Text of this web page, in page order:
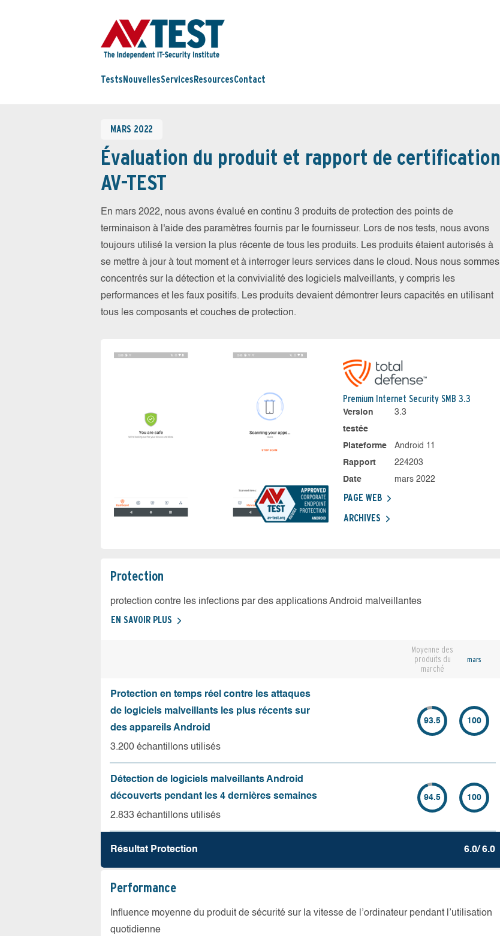
Tests NouvellesServices ResourcesContact
MARS 2022
Évaluation du produit et rapport de certification
AV-TEST
En mars 2022, nous avons évalué en continu 3 produits de protection des points de
terminaison à l'aide des paramètres fournis par le fournisseur. Lors de nos tests, nous avons
toujours utilisé la version la plus récente de tous les produits. Les produits étaient autorisés à
se mettre à jour à tout moment et à interroger leurs services dans le cloud. Nous nous sommes
concentrés sur la détection et la convivialité des logiciels malveillants, y compris les
performances et les faux positifs. Les produits devaient démontrer leurs capacités en utilisant
tous les composants et couches de protection.
Premium Internet Security SMB 3.3
Version
testée
3.3
Plateforme
Android 11
Rapport
224203
Date
mars 2022
PAGE WEB
ARCHIVES
Protection
protection contre les infections par des applications Android malveillantes
EN SAVOIR PLUS
Moyenne des
produits du
marché
mars
Protection en temps réel contre les attaques
de logiciels malveillants les plus récents sur
des appareils Android
3.200 échantillons utilisés
93.5 100
Détection de logiciels malveillants Android
découverts pendant les 4 dernières semaines
2.833 échantillons utilisés
94.5 100
Résultat Protection 6.0/ 6.0
Performance
Influence moyenne du produit de sécurité sur la vitesse de l’ordinateur pendant l’utilisation
quotidienne